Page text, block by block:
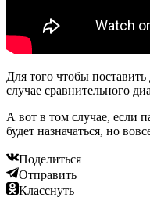
Для того чтобы
случае сравнительного
А вот в том случае, если
будет назначаться, но
Поделиться
Отправить
Класснуть